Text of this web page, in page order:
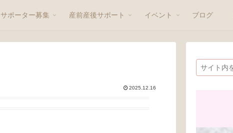
サポーター募集 産前産後サポート イベント ブログ
2025.12.16